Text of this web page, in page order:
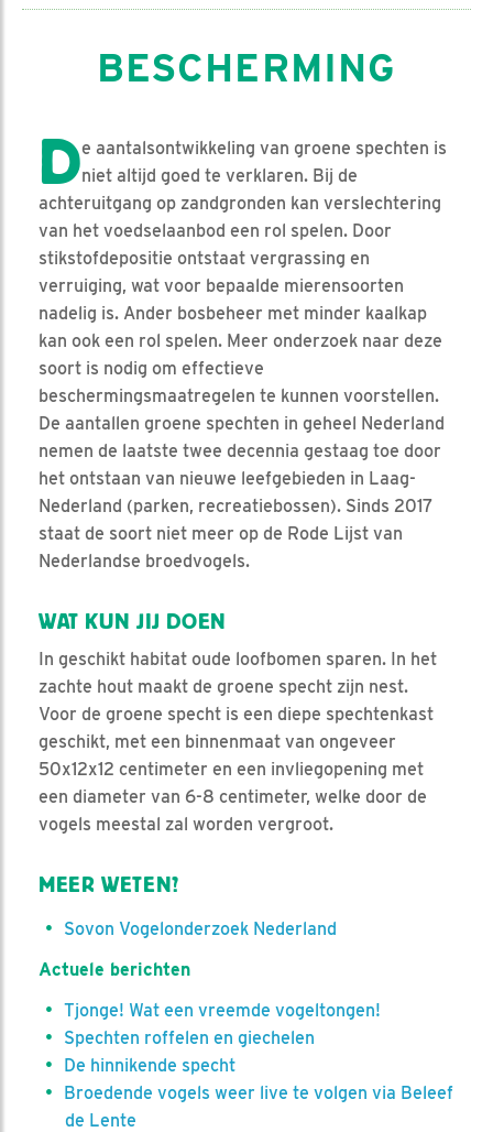
BESCHERMING
De aantalsontwikkeling van groene spechten is
niet altijd goed te verklaren. Bij de
achteruitgang op zandgronden kan verslechtering
van het voedselaanbod een rol spelen. Door
stikstofdepositie ontstaat vergrassing en
verruiging, wat voor bepaalde mierensoorten
nadelig is. Ander bosbeheer met minder kaalkap
kan ook een rol spelen. Meer onderzoek naar deze
soort is nodig om effectieve
beschermingsmaatregelen te kunnen voorstellen.
De aantallen groene spechten in geheel Nederland
nemen de laatste twee decennia gestaag toe door
het ontstaan van nieuwe leefgebieden in Laag-
Nederland (parken, recreatiebossen). Sinds 2017
staat de soort niet meer op de Rode Lijst van
Nederlandse broedvogels.
WAT KUN JIJ DOEN
In geschikt habitat oude loofbomen sparen. In het
zachte hout maakt de groene specht zijn nest.
Voor de groene specht is een diepe spechtenkast
geschikt, met een binnenmaat van ongeveer
50x12x12 centimeter en een invliegopening met
een diameter van 6-8 centimeter, welke door de
vogels meestal zal worden vergroot.
MEER WETEN?
Sovon Vogelonderzoek Nederland
Actuele berichten
Tjonge! Wat een vreemde vogeltongen!
Spechten roffelen en giechelen
De hinnikende specht
Broedende vogels weer live te volgen via Beleef
de Lente